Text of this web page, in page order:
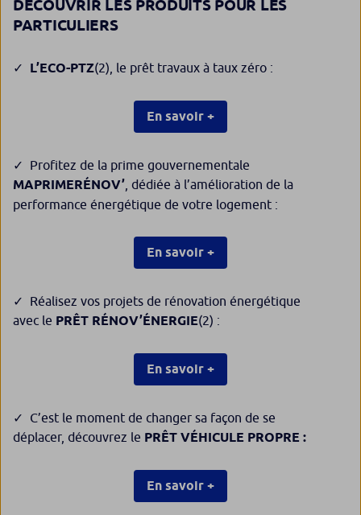
DÉCOUVRIR LES PRODUITS POUR LES
PARTICULIERS
L’ECO-PTZ(2) , le prêt travaux à taux zéro :
En savoir +
Profitez de la prime gouvernementale
MAPRIMERÉNOV’ , dédiée à l’amélioration de la
performance énergétique de votre logement :
En savoir +
Réalisez vos projets de rénovation énergétique
avec le PRÊT RÉNOV’ÉNERGIE(2) :
En savoir +
C’est le moment de changer sa façon de se
déplacer, découvrez le PRÊT VÉHICULE PROPRE :
En savoir +